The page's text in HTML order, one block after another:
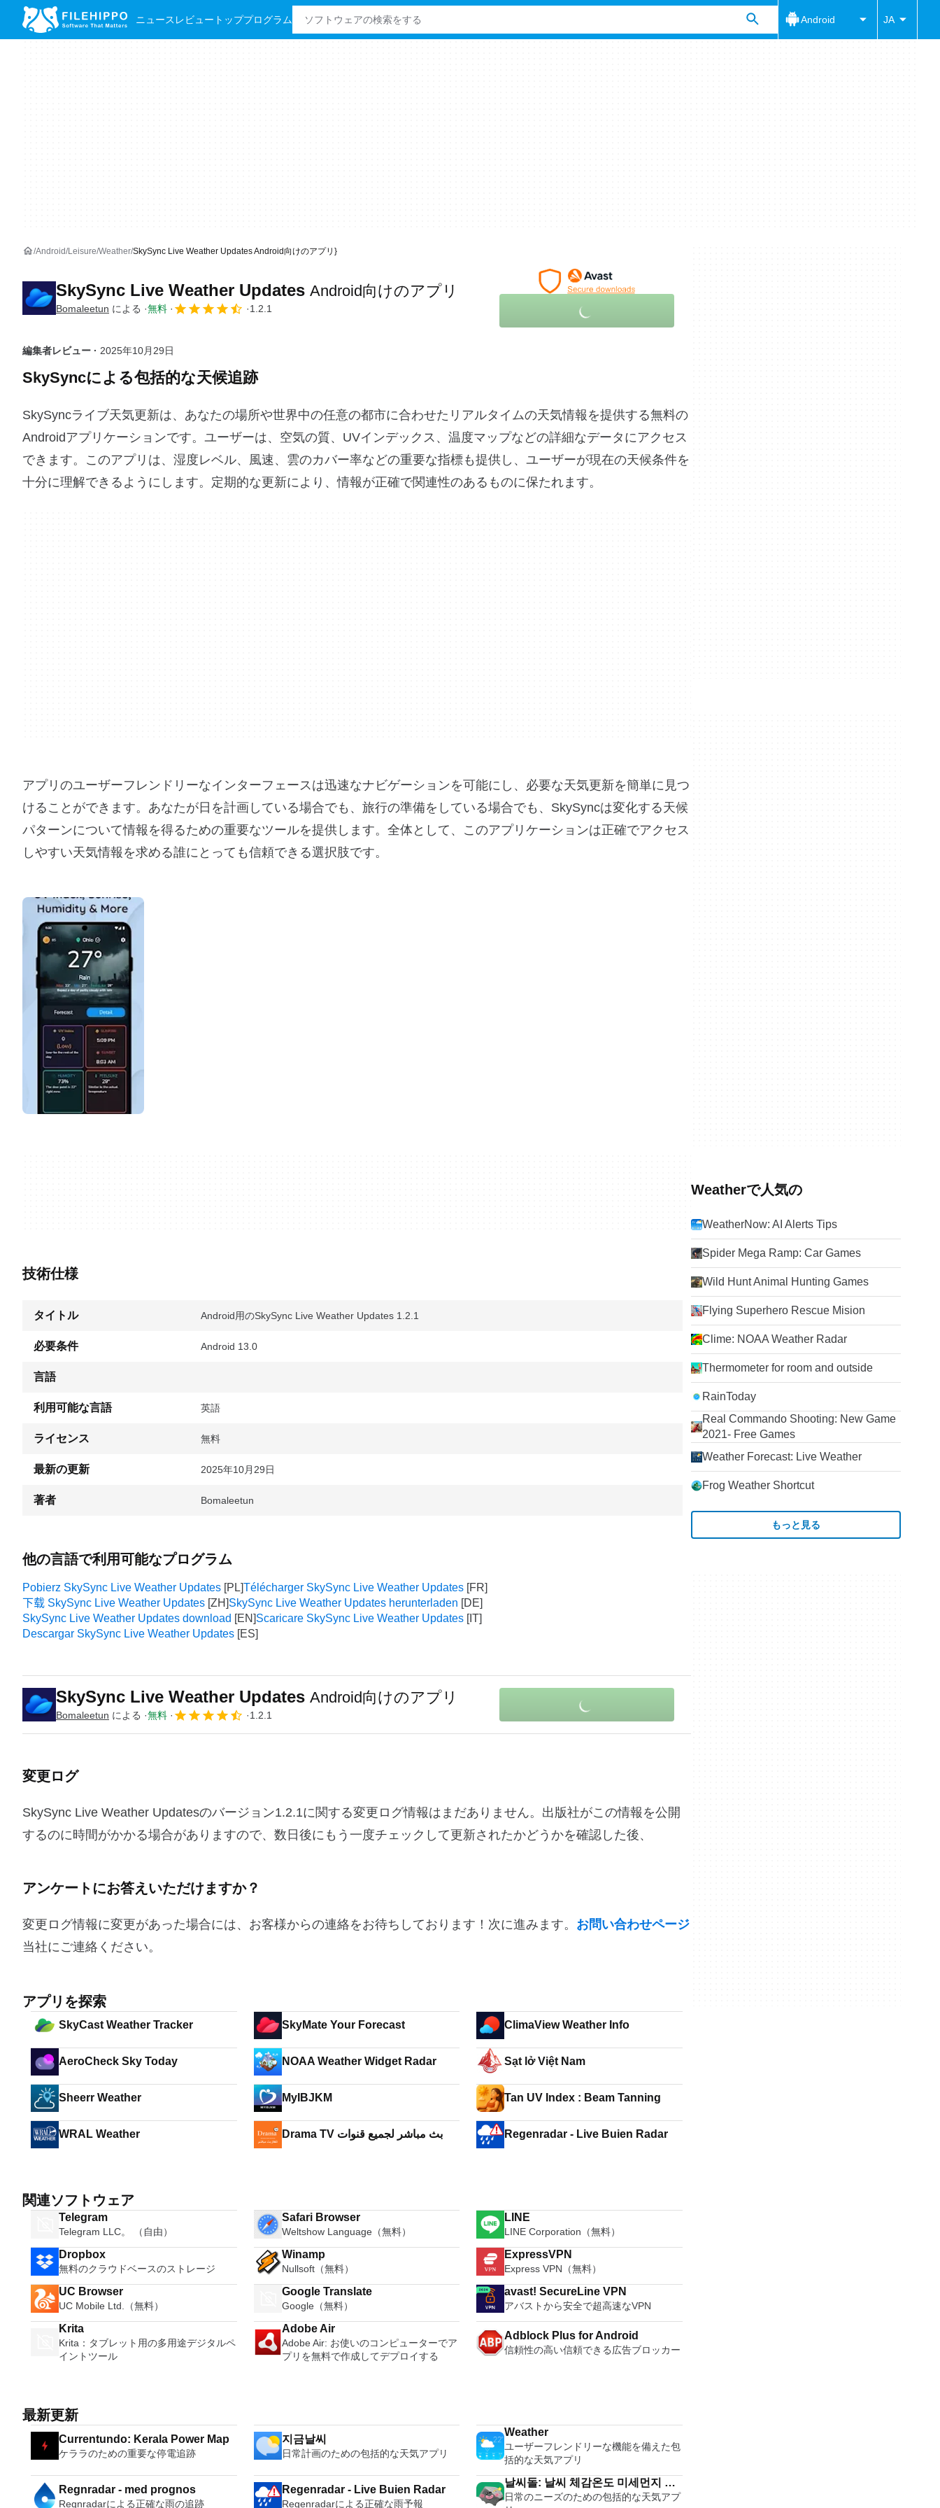
ニュース レビュー トッププログラム Android JA
Android Leisure Weather SkySync Live Weather Updates Android向けのアプリ}
SkySync Live Weather Updates Android向けのアプリ
Bomaleetun による 無料 1.2.1
編集者レビュー · 2025年10月29日
SkySyncによる包括的な天候追跡
SkySyncライブ天気更新は、あなたの場所や世界中の任意の都市に合わせたリアルタイムの天気情報を提供する無料の
Androidアプリケーションです。ユーザーは、空気の質、UVインデックス、温度マップなどの詳細なデータにアクセス
できます。このアプリは、湿度レベル、風速、雲のカバー率などの重要な指標も提供し、ユーザーが現在の天候条件を
十分に理解できるようにします。定期的な更新により、情報が正確で関連性のあるものに保たれます。
アプリのユーザーフレンドリーなインターフェースは迅速なナビゲーションを可能にし、必要な天気更新を簡単に見つ
けることができます。あなたが日を計画している場合でも、旅行の準備をしている場合でも、SkySyncは変化する天候
パターンについて情報を得るための重要なツールを提供します。全体として、このアプリケーションは正確でアクセス
しやすい天気情報を求める誰にとっても信頼できる選択肢です。
技術仕様
タイトル Android用のSkySync Live Weather Updates 1.2.1
必要条件 Android 13.0
言語
利用可能な言語 英語
ライセンス 無料
最新の更新 2025年10月29日
著者 Bomaleetun
他の言語で利用可能なプログラム
Pobierz SkySync Live Weather Updates
Télécharger SkySync Live Weather Updates
下载 SkySync Live Weather Updates
SkySync Live Weather Updates herunterladen
SkySync Live Weather Updates download
Scaricare SkySync Live Weather Updates
Descargar SkySync Live Weather Updates
SkySync Live Weather Updates Android向けのアプリ
Bomaleetun による 無料 1.2.1
変更ログ
SkySync Live Weather Updatesのバージョン1.2.1に関する変更ログ情報はまだありません。出版社がこの情報を公開
するのに時間がかかる場合がありますので、数日後にもう一度チェックして更新されたかどうかを確認した後、
アンケートにお答えいただけますか？
変更ログ情報に変更があった場合には、お客様からの連絡をお待ちしております！次に進みます。 お問い合わせページ
当社にご連絡ください。
アプリを探索
SkyCast Weather Tracker SkyMate Your Forecast ClimaView Weather Info
AeroCheck Sky Today NOAA Weather Widget Radar Sạt lở Việt Nam
Sheerr Weather MyIBJKM Tan UV Index : Beam Tanning
WRAL Weather Drama TV بث مباشر لجميع قنوات Regenradar - Live Buien Radar
関連ソフトウェア
Telegram
Telegram LLC。 （自由）
Safari Browser
Weltshow Language（無料）
LINE
LINE Corporation（無料）
Dropbox
無料のクラウドベースのストレージ
Winamp
Nullsoft（無料）
ExpressVPN
Express VPN（無料）
UC Browser
UC Mobile Ltd.（無料）
Google Translate
Google（無料）
avast! SecureLine VPN
アバストから安全で超高速なVPN
Krita
Krita：タブレット用の多用途デジタルペ
イントツール
Adobe Air
Adobe Air: お使いのコンピューターでア
プリを無料で作成してデプロイする
Adblock Plus for Android
信頼性の高い信頼できる広告ブロッカー
最新更新
Currentundo: Kerala Power Map
ケララのための重要な停電追跡
지금날씨
日常計画のための包括的な天気アプリ
Weather
ユーザーフレンドリーな機能を備えた包
括的な天気アプリ
Regnradar - med prognos
Regnradarによる正確な雨の追跡
Regenradar - Live Buien Radar
Regenradarによる正確な雨予報
날씨돌: 날씨 체감온도 미세먼지 강
수알림 옷차림
日常のニーズのための包括的な天気アプ
Weatherで人気の
WeatherNow: AI Alerts Tips
Spider Mega Ramp: Car Games
Wild Hunt Animal Hunting Games
Flying Superhero Rescue Mision
Clime: NOAA Weather Radar
Thermometer for room and outside
RainToday
Real Commando Shooting: New Game
2021- Free Games
Weather Forecast: Live Weather
Frog Weather Shortcut
もっと見る